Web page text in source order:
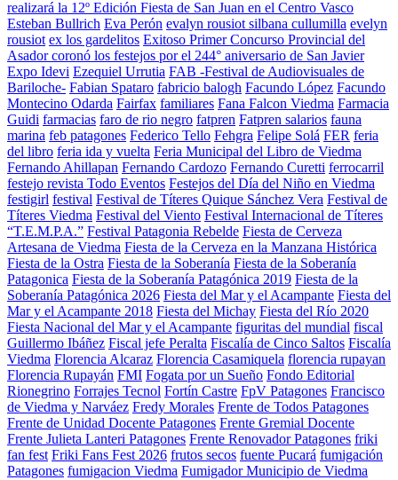
realizará la 12º Edición Fiesta de San Juan en el Centro Vasco
Esteban Bullrich Eva Perón evalyn rousiot silbana cullumilla evelyn
rousiot ex los gardelitos Exitoso Primer Concurso Provincial del
Asador coronó los festejos por el 244° aniversario de San Javier
Expo Idevi Ezequiel Urrutia FAB -Festival de Audiovisuales de
Bariloche- Fabian Spataro fabricio balogh Facundo López Facundo
Montecino Odarda Fairfax familiares Fana Falcon Viedma Farmacia
Guidi farmacias faro de rio negro fatpren Fatpren salarios fauna
marina feb patagones Federico Tello Fehgra Felipe Solá FER feria
del libro feria ida y vuelta Feria Municipal del Libro de Viedma
Fernando Ahillapan Fernando Cardozo Fernando Curetti ferrocarril
festejo revista Todo Eventos Festejos del Día del Niño en Viedma
festigirl festival Festival de Títeres Quique Sánchez Vera Festival de
Títeres Viedma Festival del Viento Festival Internacional de Títeres
“T.E.M.P.A.” Festival Patagonia Rebelde Fiesta de Cerveza
Artesana de Viedma Fiesta de la Cerveza en la Manzana Histórica
Fiesta de la Ostra Fiesta de la Soberanía Fiesta de la Soberanía
Patagonica Fiesta de la Soberanía Patagónica 2019 Fiesta de la
Soberanía Patagónica 2026 Fiesta del Mar y el Acampante Fiesta del
Mar y el Acampante 2018 Fiesta del Michay Fiesta del Río 2020
Fiesta Nacional del Mar y el Acampante figuritas del mundial fiscal
Guillermo Ibáñez Fiscal jefe Peralta Fiscalía de Cinco Saltos Fiscalía
Viedma Florencia Alcaraz Florencia Casamiquela florencia rupayan
Florencia Rupayán FMI Fogata por un Sueño Fondo Editorial
Rionegrino Forrajes Tecnol Fortín Castre FpV Patagones Francisco
de Viedma y Narváez Fredy Morales Frente de Todos Patagones
Frente de Unidad Docente Patagones Frente Gremial Docente
Frente Julieta Lanteri Patagones Frente Renovador Patagones friki
fan fest Friki Fans Fest 2026 frutos secos fuente Pucará fumigación
Patagones fumigacion Viedma Fumigador Municipio de Viedma